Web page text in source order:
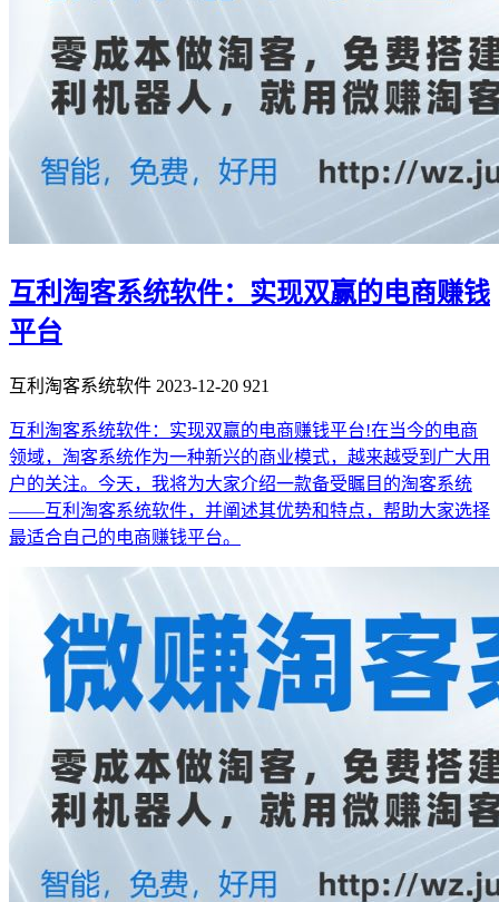
互利淘客系统软件：实现双赢的电商赚钱
平台
互利淘客系统软件 2023-12-20 921
互利淘客系统软件：实现双赢的电商赚钱平台!在当今的电商
领域，淘客系统作为一种新兴的商业模式，越来越受到广大用
户的关注。今天，我将为大家介绍一款备受瞩目的淘客系统
——互利淘客系统软件，并阐述其优势和特点，帮助大家选择
最适合自己的电商赚钱平台。